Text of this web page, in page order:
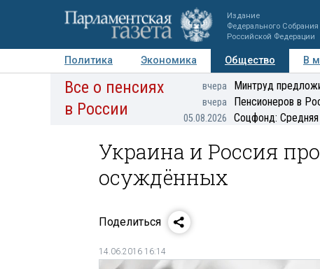
Издание
Федерального Собрания
Российской Федерации
Политика Экономика Общество В
Авторы Персоны Мнения Регионы
Все о пенсиях
в России
вчера Минтруд
вчера Пенсионеров в
05.08.2026 Соцфонд: Средняя
Украина и Россия
осуждённых
Поделиться
14.06.2016 16:14